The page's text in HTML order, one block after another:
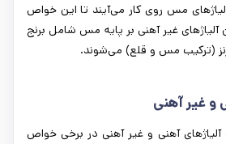
مس روی کار می‌آیند تا این خواص
آلیاژهای غیر آهنی بر پایه مس شامل برنج
(ترکیب مس و قلع) می‌شوند.
و غیر آهنی
آلیاژهای آهنی و غیر آهنی در برخی خواص